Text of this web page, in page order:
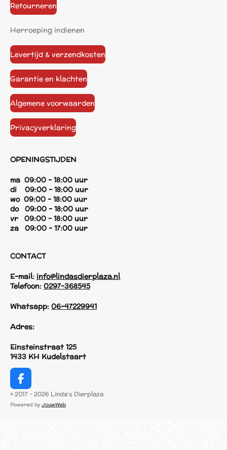
Retourneren
Herroeping indienen
Levertijd & verzendkosten
Garantie en klachten
Algemene voorwaarden
Privacyverklaring
OPENINGSTIJDEN
ma 09:00 - 18:00 uur
di 09:00 - 18:00 uur
wo 09:00 - 18:00 uur
do 09:00 - 18:00 uur
vr 09:00 - 18:00 uur
za 09:00 - 17:00 uur
CONTACT
E-mail: info@lindasdierplaza.nl
Telefoon: 0297-368545
Whatsapp: 06-47229941
Adres:
Einsteinstraat 125
1433 KH Kudelstaart
F
a
c
© 2017 - 2026 Linda's Dierplaza
Powered by JouwWeb